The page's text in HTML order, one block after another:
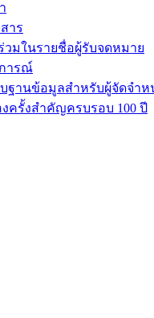
าร
วมในรายชื่อผู้รับจดหมาย
ารณ์
ฐานข้อมูลสำหรับผู้จัดจำห
ครั้งสำคัญครบรอบ 100 ปี